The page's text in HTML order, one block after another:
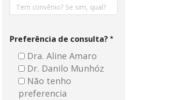
Preferência de consulta?
Dra. Aline Amaro
Dr. Danilo Munhóz
Não tenho
preferencia